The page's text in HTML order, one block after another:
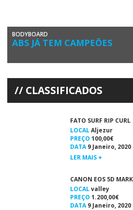
BODYBOARD
ABS JÁ TEM CAMPEÕES
João Pinheiro (Open), Joana Schenker
Associação de […]
CLASSIFICADOS
FATO SURF RIP CURL
LOCALAljezur
PREÇO 100,00€
DATA9 Janeiro, 2020
LER MAIS +
CANON EOS 5D
LOCALvalley
PREÇO 1.200,00€
DATA9 Janeiro, 2020